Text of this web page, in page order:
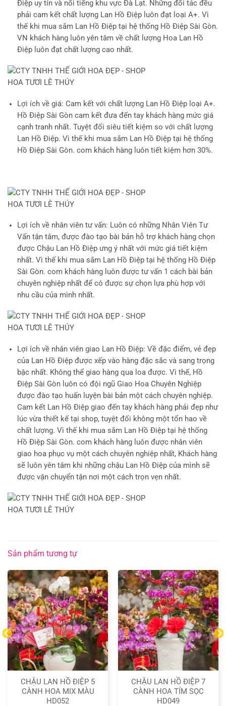
Điệp uy tín và nổi tiếng khu vực Đà Lạt. Những đối tác đều
phải cam kết chất lượng Lan Hồ Điệp luôn đạt loại A+. Vì
thế khi mua sắm Lan Hồ Điệp tại hệ thống Hồ Điệp Sài Gòn.
VN khách hàng luôn yên tâm về chất lượng Hoa Lan Hồ
Điệp luôn đạt chất lượng cao nhất.
Lợi ích về giá: Cam kết với chất lượng Lan Hồ Điệp loại A+.
Hồ Điệp Sài Gòn cam kết đưa đến tay khách hàng mức giá
cạnh tranh nhất. Tuyệt đối siêu tiết kiệm so với chất lượng
Lan Hồ Điệp. Vì thế khi mua sắm Lan Hồ Điệp tại hệ thống
Hồ Điệp Sài Gòn. com khách hàng luôn tiết kiệm hơn 30%.
Lợi ích về nhân viên tư vấn: Luôn có những Nhân Viên Tư
Vấn tận tâm, được đào tạo bài bản hỗ trợ khách hàng chọn
được Chậu Lan Hồ Điệp ưng ý nhất với mức giá tiết kiệm
nhất. Vì thế khi mua sắm Lan Hồ Điệp tại hệ thống Hồ Điệp
Sài Gòn. com khách hàng luôn được tư vấn 1 cách bài bản
chuyên nghiệp nhất để có được sự chọn lựa phù hợp với
nhu cầu của mình nhất.
Lợi ích về nhân viên giao Lan Hồ Điệp: Về đặc điểm, vẻ đẹp
của Lan Hồ Điệp được xếp vào hàng đặc sắc và sang trọng
bậc nhất. Không thể giao hàng qua loa được. Vì thế, Hồ
Điệp Sài Gòn luôn có đội ngũ Giao Hoa Chuyên Nghiệp
được đào tạo huấn luyện bài bản một cách chuyên nghiệp.
Cam kết Lan Hồ Điệp giao đến tay khách hàng phải đẹp như
lúc vừa thiết kế tại shop, tuyệt đối không một tổn hao về
chất lượng. Vì thế khi mua sắm Lan Hồ Điệp tại hệ thống
Hồ Điệp Sài Gòn. com khách hàng luôn được nhân viên
giao hoa phục vụ một cách chuyên nghiệp nhất, Khách hàng
sẽ luôn yên tâm khi những chậu Lan Hồ Điệp của mình sẽ
được vận chuyển tận nơi một cách trọn vẹn nhất.
Sản phẩm tương tự
CHẬU LAN HỒ ĐIỆP 5
CÀNH HOA MIX MÀU
HD052
CHẬU LAN HỒ ĐIỆP 7
CÀNH HOA TÍM SỌC
HD049